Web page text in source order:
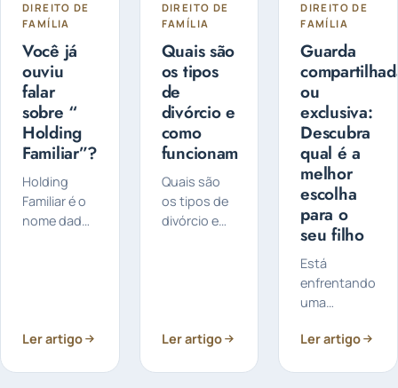
DIREITO DE
FAMÍLIA
Você já
ouviu
falar
sobre “
Holding
Familiar”?
Holding
Familiar é o
nome dado
para
administrá-
Ler artigo
DIREITO DE
FAMÍLIA
Quais são
os tipos
de
divórcio e
como
funcionam
Quais são
os tipos de
divórcio e
forma
extrajudicial
Ler artigo
DIREITO DE
FAMÍLIA
Guarda
ou
exclusiva:
Descubra
qual é a
melhor
escolha
para o
seu filho
Está
enfrentando
uma
preocupado
Ler artigo